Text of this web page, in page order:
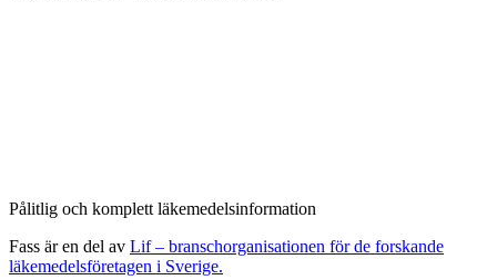
Pålitlig och komplett läkemedelsinformation
Fass är en del av Lif – branschorganisationen för de forskande
läkemedelsföretagen i Sverige.